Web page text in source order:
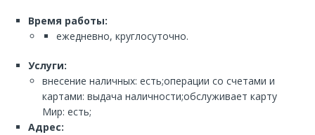
Время работы:
ежедневно, круглосуточно.
Услуги:
внесение наличных: есть;операции со счетами и
картами: выдача наличности;обслуживает карту
Мир: есть;
Адрес: